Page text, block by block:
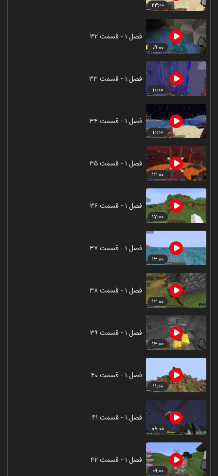
۲۳:۰۰
۰۹:۰۰
فصل ۱ - قسمت ۳۲
۱۰:۰۰
فصل ۱ - قسمت ۳۳
۱۰:۰۰
فصل ۱ - قسمت ۳۴
۱۳:۰۰
فصل ۱ - قسمت ۳۵
۱۷:۰۰
فصل ۱ - قسمت ۳۶
۱۳:۰۰
فصل ۱ - قسمت ۳۷
۱۳:۰۰
فصل ۱ - قسمت ۳۸
۱۳:۰۰
فصل ۱ - قسمت ۳۹
۱۱:۰۰
فصل ۱ - قسمت ۴۰
۰۸:۰۰
فصل ۱ - قسمت ۴۱
۰۹:۰۰
فصل ۱ - قسمت ۴۲